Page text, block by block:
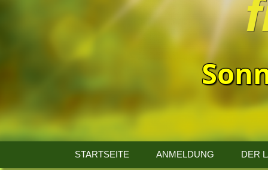
13.
Kölner
STARTSEITE ANMELDUNG DER